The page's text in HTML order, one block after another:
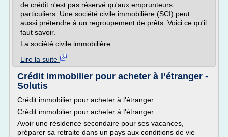
de crédit n'est pas réservé qu'aux emprunteurs
particuliers. Une société civile immobilière (SCI) peut
aussi prétendre à un regroupement de prêts. Voici ce qu'il
faut savoir.
La société civile immobilière :...
Lire la suite
Crédit immobilier pour acheter à l’étranger -
Solutis
Crédit immobilier pour acheter à l'étranger
Crédit immobilier pour acheter à l'étranger
Avoir une résidence secondaire pour ses vacances,
préparer sa retraite dans un pays aux conditions de vie